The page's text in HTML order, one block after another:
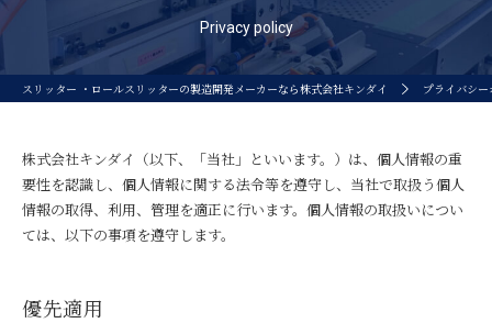
Privacy policy
スリッター ・ロールスリッターの製造開発メーカーなら株式会社キンダイ プライバシ
株式会社キンダイ（以下、「当社」といいます。）は、個人情報の重
要性を認識し、個人情報に関する法令等を遵守し、 当社で取扱う個人
情報の取得、利用、管理を適正に行います。個人情報の取扱いについ
ては、以下の事項を遵守します。
優先適用